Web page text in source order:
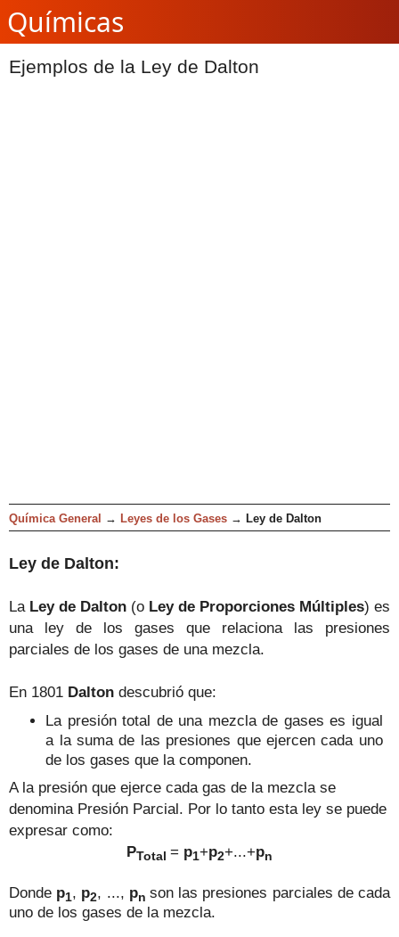
Químicas
Ejemplos de la Ley de Dalton
Química General → Leyes de los Gases → Ley de Dalton
Ley de Dalton:
La Ley de Dalton (o Ley de Proporciones Múltiples) es
una ley de los gases que relaciona las presiones
parciales de los gases de una mezcla.
En 1801 Dalton descubrió que:
La presión total de una mezcla de gases es igual
a la suma de las presiones que ejercen cada uno
de los gases que la componen.
A la presión que ejerce cada gas de la mezcla se
denomina Presión Parcial. Por lo tanto esta ley se puede
expresar como:
PTotal = p1+p2+...+pn
Donde p1, p2, ..., pnson las presiones parciales de cada
uno de los gases de la mezcla.